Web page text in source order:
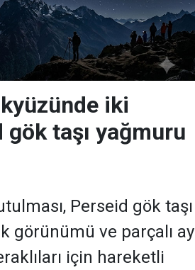
iki
taşı yağmuru
Perseid gök taşı
görünümü ve parçalı ay
için hareketli